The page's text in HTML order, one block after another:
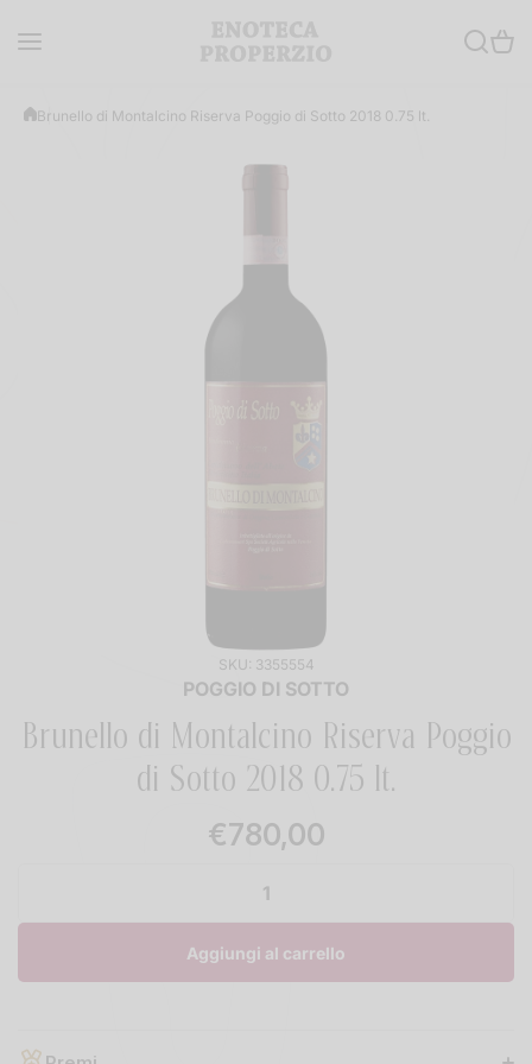
Brunello di Montalcino Riserva Poggio di Sotto 2018 0.75 lt.
SKU: 3355554
POGGIO DI SOTTO
Brunello di Montalcino Riserva Poggio
di Sotto 2018 0.75 lt.
€780,00
Aggiungi al carrello